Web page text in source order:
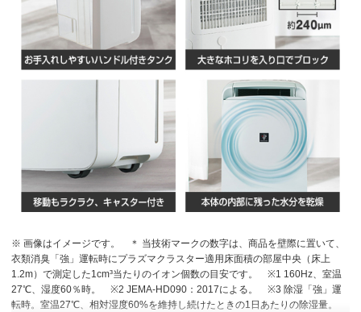
※ 画像はイメージです。
＊ 当技術マークの数字は、商品を壁際に置いて、
衣類消臭「強」運転時にプラズマクラスター適用床面積の部屋中央（床上
1.2m）で測定した1cm³当たりのイオン個数の目安です。
※1 160Hz、室温
27℃、湿度60％時。
※2 JEMA-HD090：2017による。
※3 除湿「強」運
転時。室温27℃、相対湿度60%を維持し続けたときの1日あたりの除湿量。